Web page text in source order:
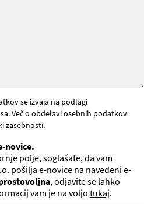
se izvaja na podlagi
Več o obdelavi osebnih podatkov
zasebnosti.
novice.
polje, soglašate, da vam
pošilja e-novice na navedeni e-
, odjavite se lahko
vam je na voljo tukaj.